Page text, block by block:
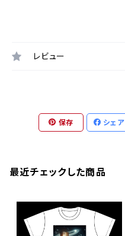
レビュー
保存 シェア
最近チェックした商品